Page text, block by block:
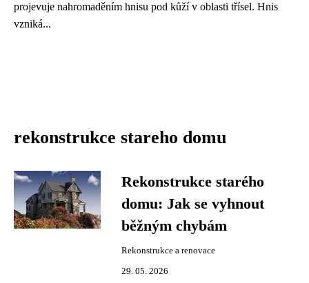
projevuje nahromaděním hnisu pod kůží v oblasti třísel. Hnis
vzniká...
rekonstrukce stareho domu
Rekonstrukce starého
domu: Jak se vyhnout
běžným chybám
Rekonstrukce a renovace
29. 05. 2026